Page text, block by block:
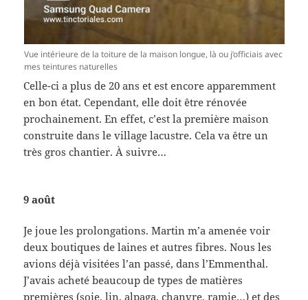
Vue intérieure de la toiture de la maison longue, là ou j’officiais avec
mes teintures naturelles
Celle-ci a plus de 20 ans et est encore apparemment
en bon état. Cependant, elle doit être rénovée
prochainement. En effet, c’est la première maison
construite dans le village lacustre. Cela va être un
très gros chantier. À suivre…
9 août
Je joue les prolongations. Martin m’a amenée voir
deux boutiques de laines et autres fibres. Nous les
avions déjà visitées l’an passé, dans l’Emmenthal.
J’avais acheté beaucoup de types de matières
premières (soie, lin, alpaga, chanvre, ramie…) et des